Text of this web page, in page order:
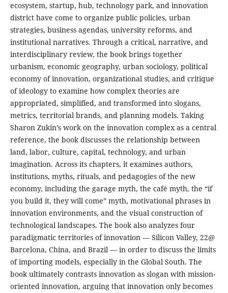
ecosystem, startup, hub, technology park, and innovation
district have come to organize public policies, urban
strategies, business agendas, university reforms, and
institutional narratives. Through a critical, narrative, and
interdisciplinary review, the book brings together
urbanism, economic geography, urban sociology, political
economy of innovation, organizational studies, and critique
of ideology to examine how complex theories are
appropriated, simplified, and transformed into slogans,
metrics, territorial brands, and planning models. Taking
Sharon Zukin’s work on the innovation complex as a central
reference, the book discusses the relationship between
land, labor, culture, capital, technology, and urban
imagination. Across its chapters, it examines authors,
institutions, myths, rituals, and pedagogies of the new
economy, including the garage myth, the café myth, the “if
you build it, they will come” myth, motivational phrases in
innovation environments, and the visual construction of
technological landscapes. The book also analyzes four
paradigmatic territories of innovation — Silicon Valley, 22@
Barcelona, China, and Brazil — in order to discuss the limits
of importing models, especially in the Global South. The
book ultimately contrasts innovation as slogan with mission-
oriented innovation, arguing that innovation only becomes